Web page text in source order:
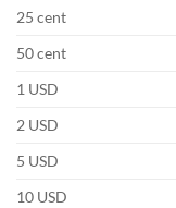
25 cent
50 cent
1 USD
2 USD
5 USD
10 USD